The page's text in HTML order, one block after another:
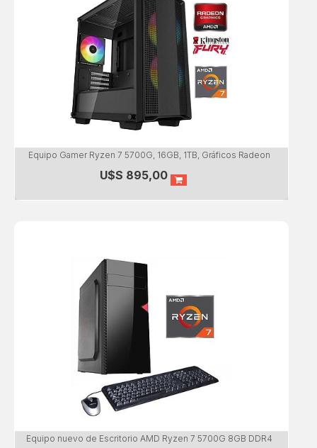
Equipo Gamer Ryzen 7 5700G, 16GB, 1TB, Gráficos Radeon
U$S 895,00
Equipo nuevo de Escritorio AMD Ryzen 7 5700G 8GB DDR4